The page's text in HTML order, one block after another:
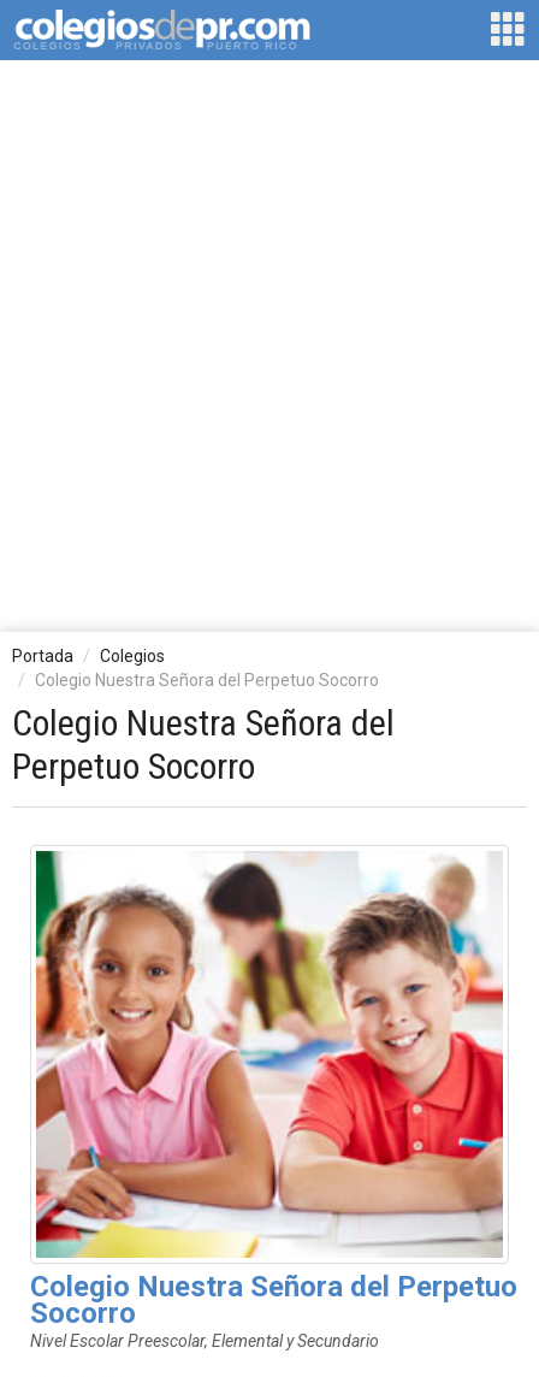
Portada
Colegios
Colegio Nuestra Señora del Perpetuo Socorro
Colegio Nuestra Señora del
Perpetuo Socorro
Colegio Nuestra Señora del Perpetuo
Socorro
Nivel Escolar Preescolar, Elemental y Secundario